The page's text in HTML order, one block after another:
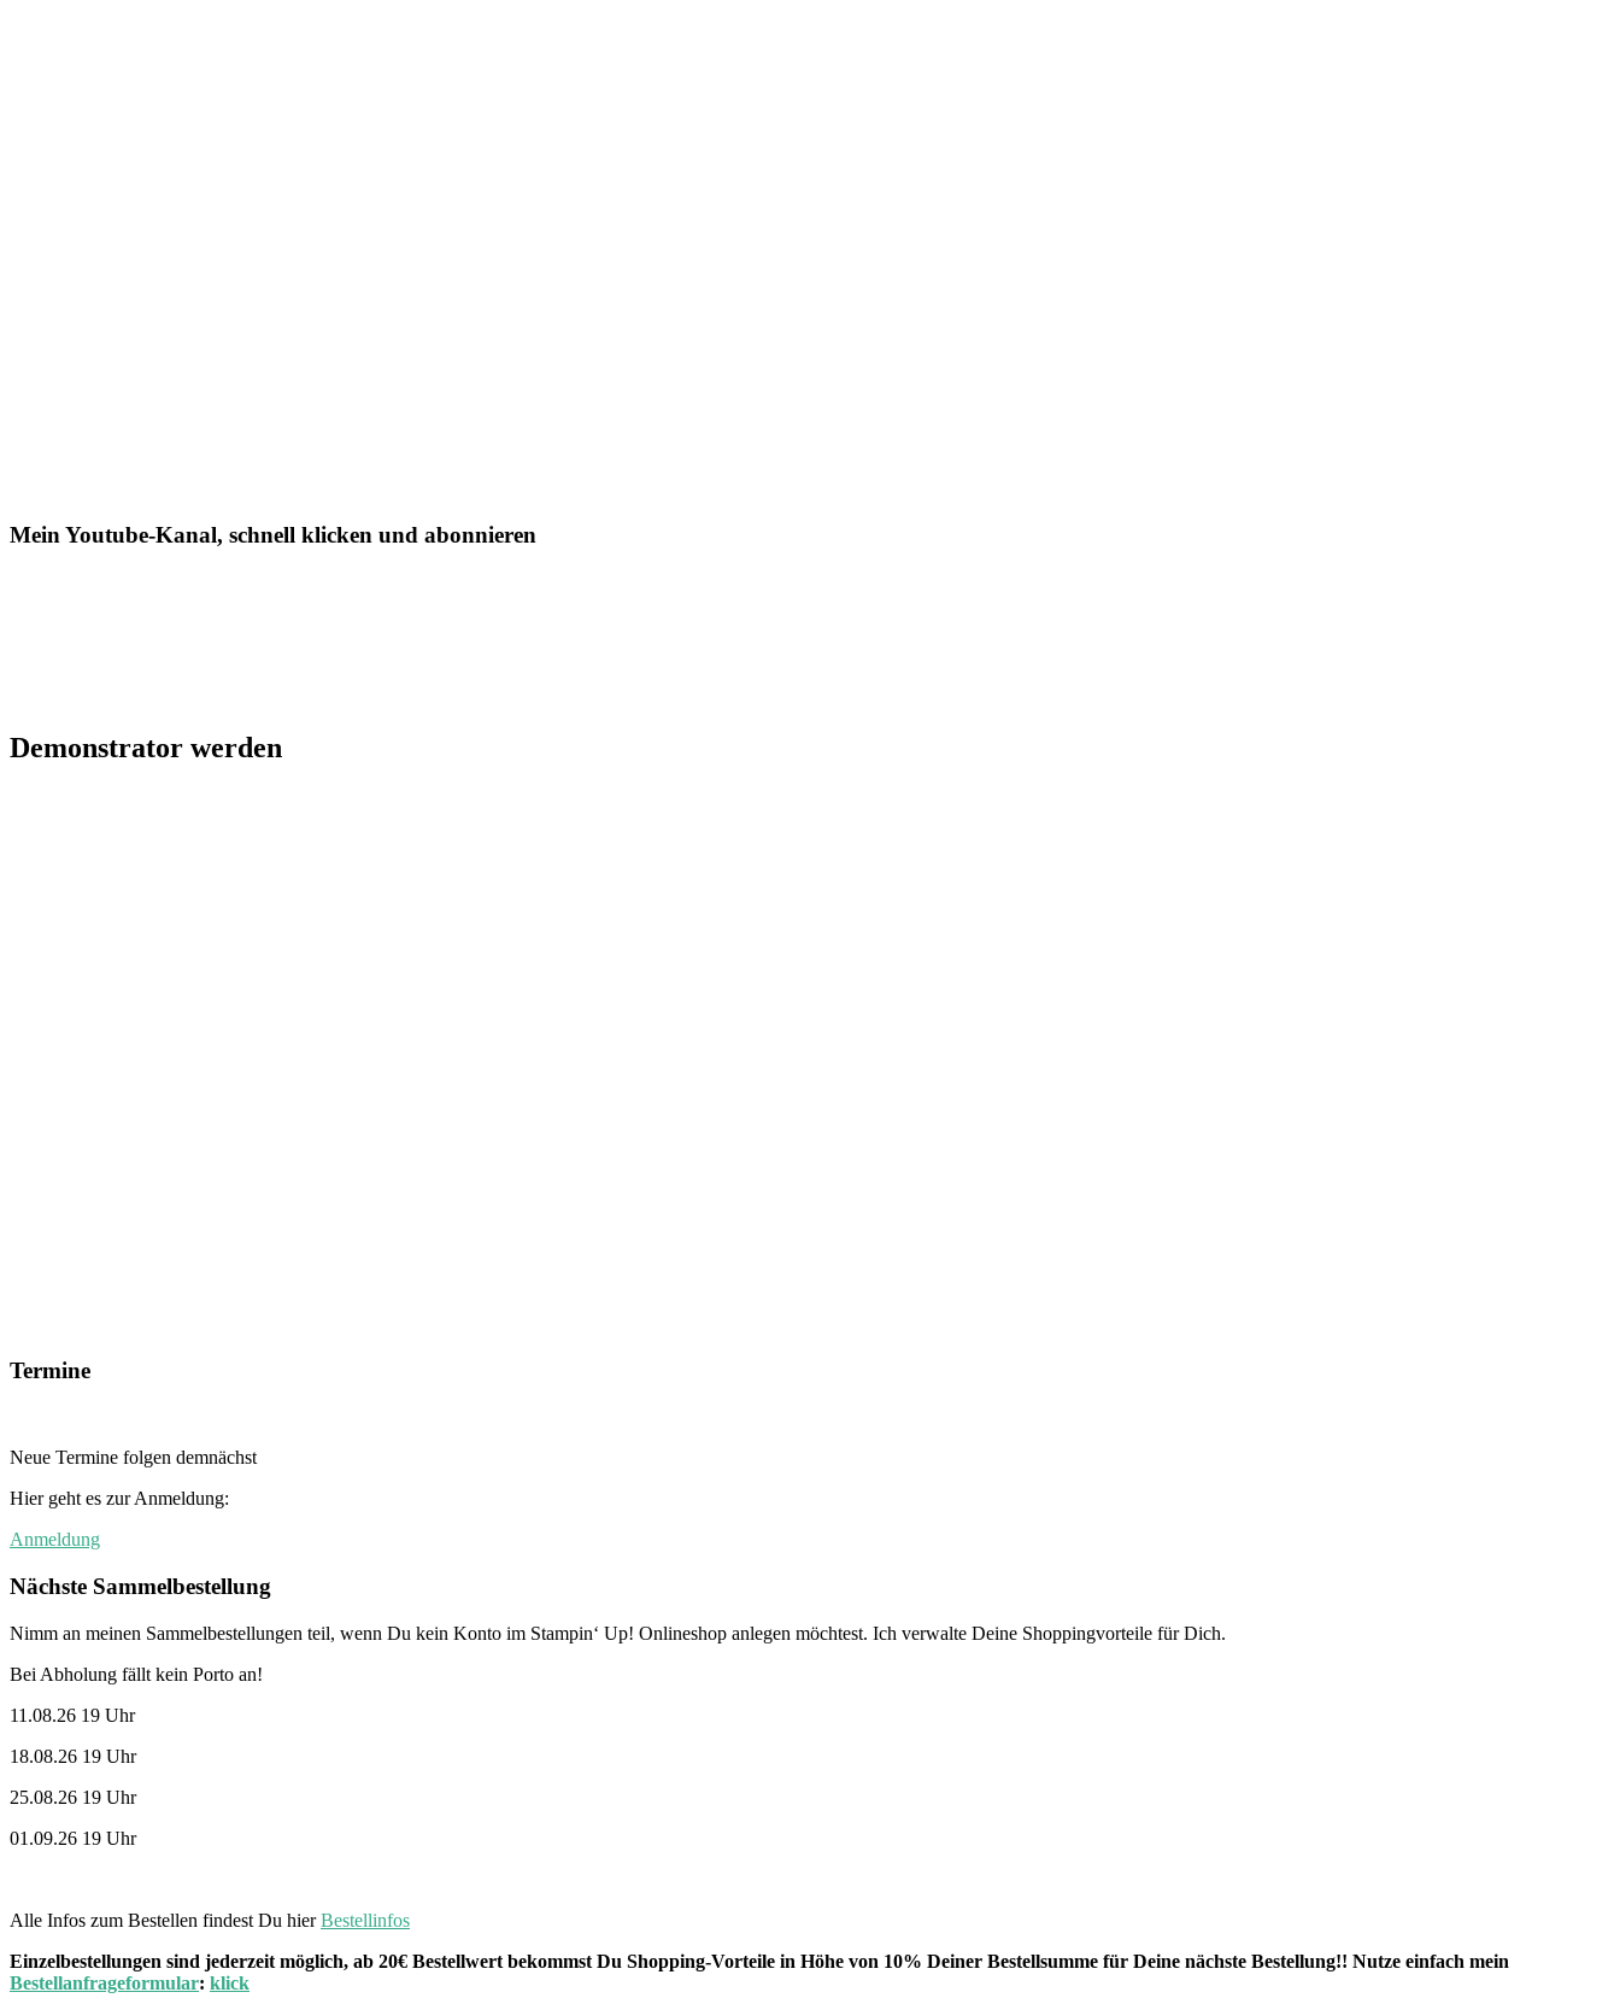
Mein Youtube-Kanal, schnell klicken und abonnieren
Demonstrator werden
Termine
Neue Termine folgen demnächst
Hier geht es zur Anmeldung:
Anmeldung
Nächste Sammelbestellung
Nimm an meinen Sammelbestellungen teil, wenn Du kein Konto im Stampin‘ Up! Onlineshop anlegen möchtest. Ich verwalte Deine Shoppingvorteile für Dich.
Bei Abholung fällt kein Porto an!
11.08.26 19 Uhr
18.08.26 19 Uhr
25.08.26 19 Uhr
01.09.26 19 Uhr
Alle Infos zum Bestellen findest Du hierBestellinfos
Einzelbestellungen sind jederzeit möglich, ab 20€ Bestellwert bekommst Du Shopping-Vorteile in Höhe von 10% Deiner Bestellsumme für Deine nächste Bestellung!! Nutze einfach mein
Bestellanfrageformular: klick